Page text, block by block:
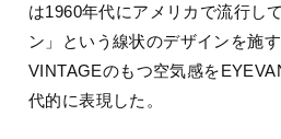
は1960年代にアメリカで流行し
ン」という線状のデザインを施
VINTAGEのもつ空気感を
代的に表現した。